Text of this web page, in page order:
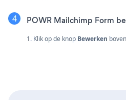
POWR Mailchimp Form
1. Klik op de knop Bewerken